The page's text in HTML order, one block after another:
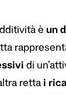
è un
di
retta i